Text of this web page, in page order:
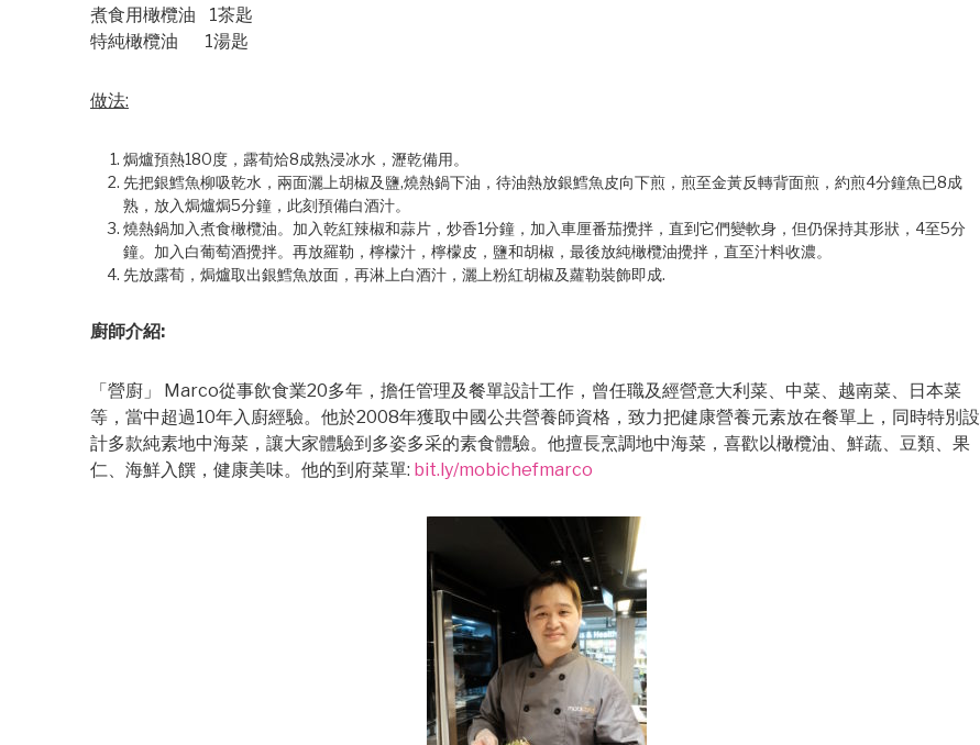
煮食用橄欖油 1茶匙
特純橄欖油 1湯匙
做法:
焗爐預熱180度，露荀烚8成熟浸冰水，瀝乾備用。
先把銀鱈魚柳吸乾水，兩面灑上胡椒及鹽,燒熱鍋下油，待油熱放銀鱈魚皮向下煎，煎至金黃反轉背面煎，約煎4分鐘魚已8成
熟，放入焗爐焗5分鐘，此刻預備白酒汁。
燒熱鍋加入煮食橄欖油。加入乾紅辣椒和蒜片，炒香1分鐘，加入車厘番茄攪拌，直到它們變軟身，但仍保持其形狀，4至5分
鐘。加入白葡萄酒攪拌。再放羅勒，檸檬汁，檸檬皮，鹽和胡椒，最後放純橄欖油攪拌，直至汁料收濃。
先放露荀，焗爐取出銀鱈魚放面，再淋上白酒汁，灑上粉紅胡椒及蘿勒裝飾即成.
廚師介紹:
「營廚」 Marco從事飲食業20多年，擔任管理及餐單設計工作，曾任職及經營意大利菜、中菜、越南菜、日本菜
等，當中超過10年入廚經驗。他於2008年獲取中國公共營養師資格，致力把健康營養元素放在餐單上，同時特別設
計多款純素地中海菜，讓大家體驗到多姿多采的素食體驗。他擅長烹調地中海菜，喜歡以橄欖油、鮮蔬、豆類、果
仁、海鮮入饌，健康美味。他的到府菜單: bit.ly/mobichefmarco